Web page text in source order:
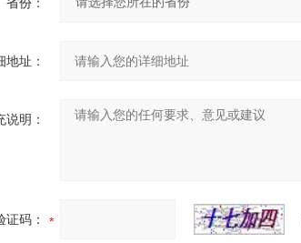
地址：
说明：
证码：